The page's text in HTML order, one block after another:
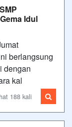
Idul
berlangsung
dengan
kal
188 kali